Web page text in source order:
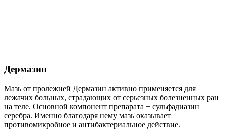
Дермазин
Мазь от пролежней Дермазин активно применяется для
лежачих больных, страдающих от серьезных болезненных ран
на теле. Основной компонент препарата − сульфадиазин
серебра. Именно благодаря нему мазь оказывает
противомикробное и антибактериальное действие.